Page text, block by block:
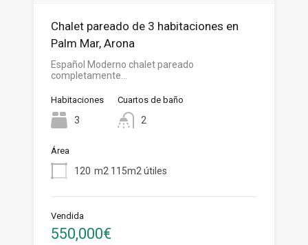
Chalet pareado de 3 habitaciones en
Palm Mar, Arona
Español Moderno chalet pareado
completamente…
Habitaciones
3
Cuartos de baño
2
Área
120 m2 115m2 útiles
Vendida
550,000€